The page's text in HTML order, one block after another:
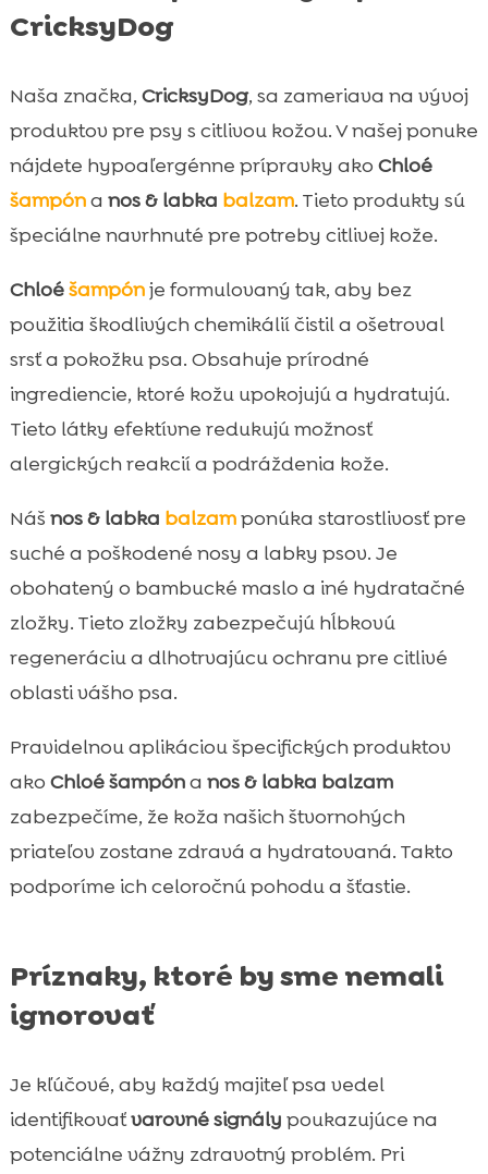
CricksyDog
Naša značka, CricksyDog, sa zameriava na vývoj
produktov pre psy s citlivou kožou. V našej ponuke
nájdete hypoaľergénne prípravky ako Chloé
šampóna nos & labka balzam. Tieto produkty sú
špeciálne navrhnuté pre potreby citlivej kože.
Chloéšampónje formulovaný tak, aby bez
použitia škodlivých chemikálií čistil a ošetroval
srsť a pokožku psa. Obsahuje prírodné
ingrediencie, ktoré kožu upokojujú a hydratujú.
Tieto látky efektívne redukujú možnosť
alergických reakcií a podráždenia kože.
Náš nos & labka balzamponúka starostlivosť pre
suché a poškodené nosy a labky psov. Je
obohatený o bambucké maslo a iné hydratačné
zložky. Tieto zložky zabezpečujú hĺbkovú
regeneráciu a dlhotrvajúcu ochranu pre citlivé
oblasti vášho psa.
Pravidelnou aplikáciou špecifických produktov
ako Chloé šampóna nos & labka balzam
zabezpečíme, že koža našich štvornohých
priateľov zostane zdravá a hydratovaná. Takto
podporíme ich celoročnú pohodu a šťastie.
Príznaky, ktoré by sme nemali
ignorovať
Je kľúčové, aby každý majiteľ psa vedel
identifikovaťvarovné signály poukazujúce na
potenciálne vážny zdravotný problém. Pri